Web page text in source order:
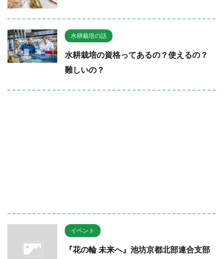
水耕栽培の話
水耕栽培の資格ってあるの？使えるの？
難しいの？
イベント
『花の輪 未来へ』池坊京都北部連合支部